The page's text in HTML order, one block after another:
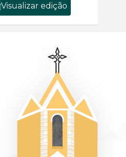
Visualizar edição